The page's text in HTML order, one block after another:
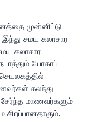
முன்னிட்டு
சமய கலாசார
கலாசார
யோகாப்
செயலகத்தில்
கலந்து
மாணவர்களும்